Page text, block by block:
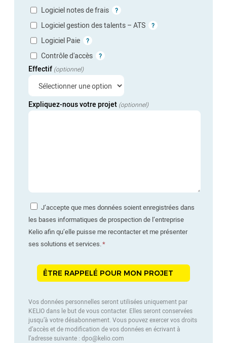
Logiciel notes de frais ?
Logiciel gestion des talents – ATS ?
Logiciel Paie ?
Contrôle d'accès ?
Effectif (optionnel)
Expliquez-nous votre projet (optionnel)
J’accepte que mes données soient enregistrées dans
les bases informatiques de prospection de l’entreprise
Kelio afin qu’elle puisse me recontacter et me présenter
ses solutions et services.
Vos données personnelles seront utilisées uniquement par
KELIO dans le but de vous contacter. Elles seront conservées
jusqu’à votre désabonnement. Vous pouvez exercer vos droits
d’accès et de modification de vos données en écrivant à
l’adresse suivante : dpo@kelio.com